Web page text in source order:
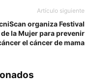
Artículo siguiente
organiza Festival
de la Mujer para prevenir
el cáncer de mama